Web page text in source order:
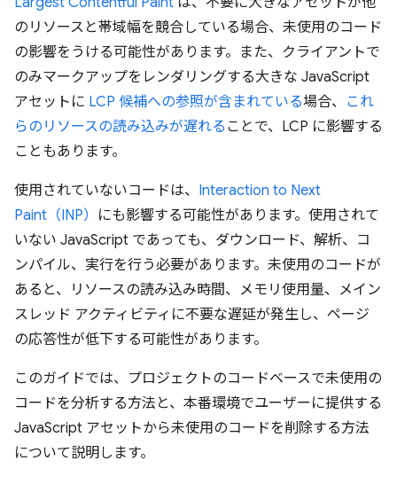
のリソースと帯域幅を競合している場合、未使用のコード
の影響をうける可能性があります。また、クライアントで
のみマークアップをレンダリングする大きな JavaScript
アセットに LCP 候補への参照が含まれている場合、 これ
らのリソースの読み込みが遅れる ことで、LCP に影響する
こともあります。
使用されていないコードは、 Interaction to Next
Paint（INP） にも影響する可能性があります。使用されて
いない JavaScript であっても、ダウンロード、解析、コ
ンパイル、実行を行う必要があります。未使用のコードが
あると、リソースの読み込み時間、メモリ使用量、メイン
スレッド アクティビティに不要な遅延が発生し、ページ
の応答性が低下する可能性があります。
このガイドでは、プロジェクトのコードベースで未使用の
コードを分析する方法と、本番環境でユーザーに提供する
JavaScript アセットから未使用のコードを削除する方法
について説明します。